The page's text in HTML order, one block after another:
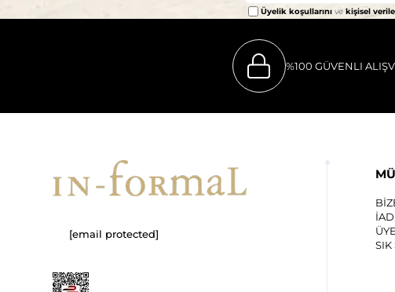
Üyelik koşullarını ve kişisel
%100 GÜVENLI
[email protected]
SIK